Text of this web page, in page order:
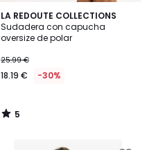
LA REDOUTE COLLECTIONS
Sudadera con capucha
oversize de polar
25.99 €
18.19 € -30%
5
/
5
5
/